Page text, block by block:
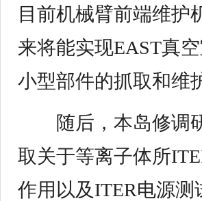
目前机械臂前端维护
来将能实现EAST真
小型部件的抓取和维
随后，本岛修调研
取关于等离子体所
作用以及ITER电源